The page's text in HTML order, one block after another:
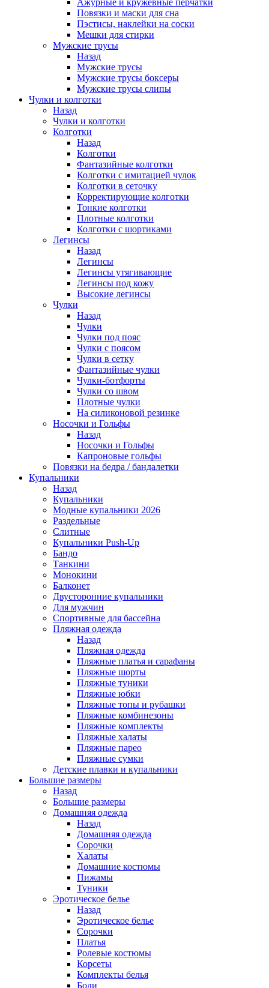
Ажурные и кружевные перчатки
Повязки и маски для сна
Пэстисы, наклейки на соски
Мешки для стирки
Мужские трусы
Назад
Мужские трусы
Мужские трусы боксеры
Мужские трусы слипы
Чулки и колготки
Назад
Чулки и колготки
Колготки
Назад
Колготки
Фантазийные колготки
Колготки с имитацией чулок
Колготки в сеточку
Корректирующие колготки
Тонкие колготки
Плотные колготки
Колготки с шортиками
Легинсы
Назад
Легинсы
Легинсы утягивающие
Легинсы под кожу
Высокие легинсы
Чулки
Назад
Чулки
Чулки под пояс
Чулки с поясом
Чулки в сетку
Фантазийные чулки
Чулки-ботфорты
Чулки со швом
Плотные чулки
На силиконовой резинке
Носочки и Гольфы
Назад
Носочки и Гольфы
Капроновые гольфы
Повязки на бедра / бандалетки
Купальники
Назад
Купальники
Модные купальники 2026
Раздельные
Слитные
Купальники Push-Up
Бандо
Танкини
Монокини
Балконет
Двусторонние купальники
Для мужчин
Спортивные для бассейна
Пляжная одежда
Назад
Пляжная одежда
Пляжные платья и сарафаны
Пляжные шорты
Пляжные туники
Пляжные юбки
Пляжные топы и рубашки
Пляжные комбинезоны
Пляжные комплекты
Пляжные халаты
Пляжные парео
Пляжные сумки
Детские плавки и купальники
Большие размеры
Назад
Большие размеры
Домашняя одежда
Назад
Домашняя одежда
Сорочки
Халаты
Домашние костюмы
Пижамы
Туники
Эротическое белье
Назад
Эротическое белье
Сорочки
Платья
Ролевые костюмы
Корсеты
Комплекты белья
Боди